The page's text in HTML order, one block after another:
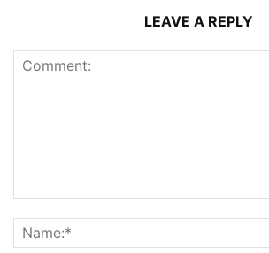
LEAVE A REPLY